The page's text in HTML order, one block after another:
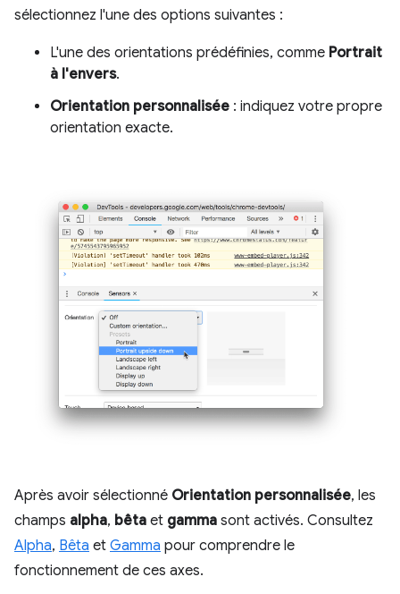
sélectionnez l'une des options suivantes :
L'une des orientations prédéfinies, comme Portrait
à l'envers.
Orientation personnalisée : indiquez votre propre
orientation exacte.
Après avoir sélectionné Orientation personnalisée, les
champs alpha, bêta et gamma sont activés. Consultez
Alpha, Bêta et Gamma pour comprendre le
fonctionnement de ces axes.